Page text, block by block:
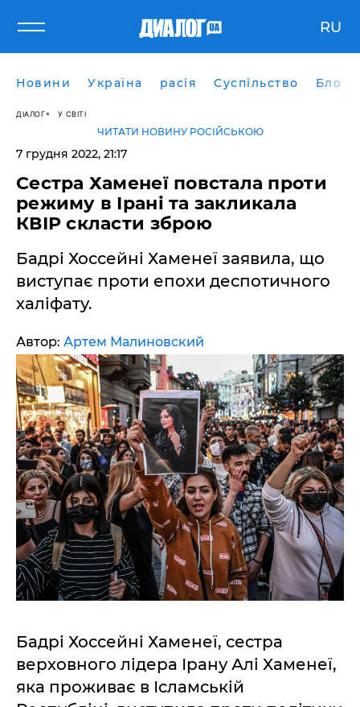
RU
Новини Україна расія Суспільство Блоги
ДІАЛОГ У СВІТІ
ЧИТАТИ НОВИНУ РОСІЙСЬКОЮ
7 грудня 2022, 21:17
Сестра Хаменеї повстала проти
режиму в Ірані та закликала
КВІР скласти зброю
Бадрі Хоссейні Хаменеї заявила, що
виступає проти епохи деспотичного
халіфату.
Автор: Артем Малиновский
Бадрі Хоссейні Хаменеї, сестра
верховного лідера Ірану Алі Хаменеї,
яка проживає в Ісламській